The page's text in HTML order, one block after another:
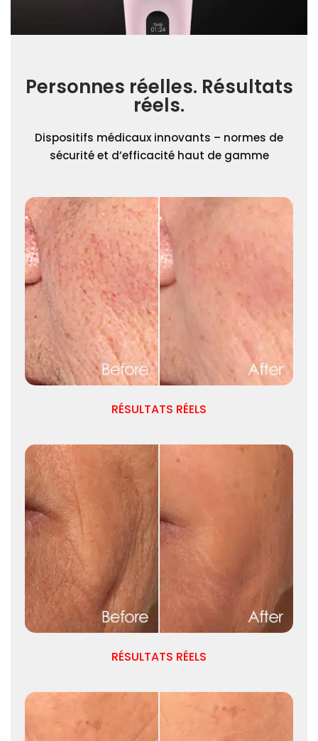
Personnes réelles. Résultats
réels.
Dispositifs médicaux innovants – normes de
sécurité et d’efficacité haut de gamme
RÉSULTATS RÉELS
RÉSULTATS RÉELS